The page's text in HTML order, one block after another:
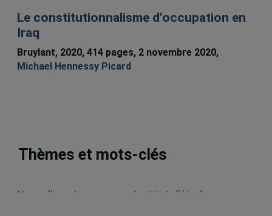
Le constitutionnalisme d’occupation en
Iraq
Bruylant, 2020, 414 pages, 2 novembre 2020,
Michael Hennessy Picard
Thèmes et mots-clés
Nouvelles et annonces
Institut d'études